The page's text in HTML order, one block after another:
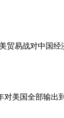
战对中国经
美国全部输出